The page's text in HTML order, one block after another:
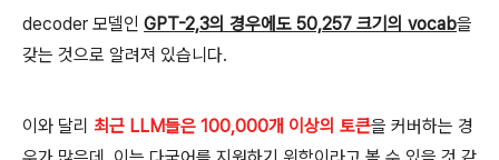
decoder 모델인 GPT-2,3의 경우에도 50,257 크기의 vocab을
갖는 것으로 알려져 있습니다.
이와 달리 최근 LLM들은 100,000개 이상의 토큰을 커버하는 경